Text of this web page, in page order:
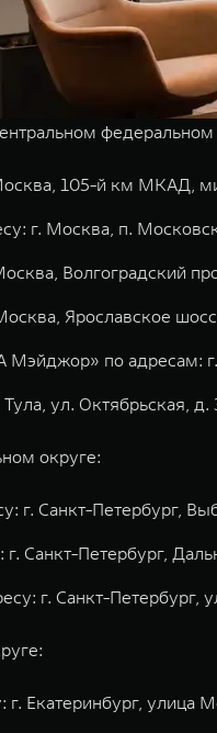
федеральном
105-й км МКАД,
г. Москва, п.
Волгоградский
Ярославское
Мэйджор» по
ул. Октябрьская, д.
округе:
г. Санкт-Петербург,
Санкт-Петербург,
г. Санкт-Петербург,
Екатеринбург, улица